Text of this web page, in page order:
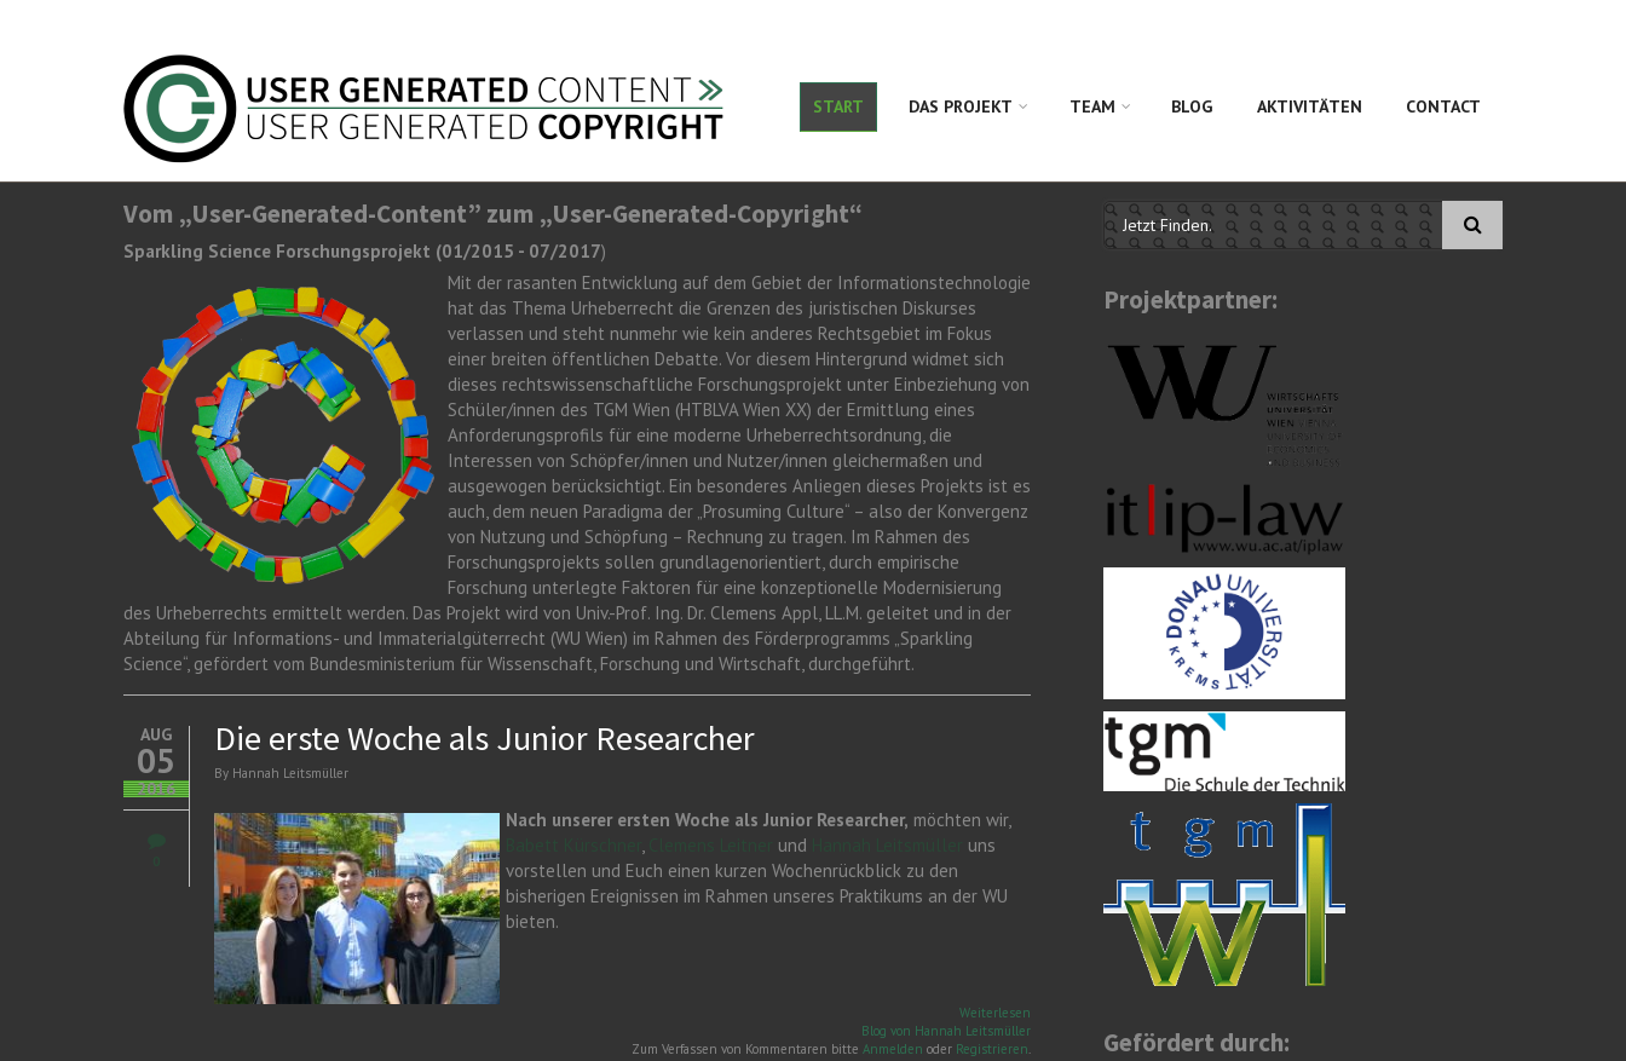
START DAS PROJEKT TEAM BLOG AKTIVITÄTEN CONTACT
Vom „User-Generated-Content” zum „User-Generated-Copyright“
Sparkling Science Forschungsprojekt (01/2015 - 07/2017)
Mit der rasanten Entwicklung auf dem Gebiet der Informationstechnologie
hat das Thema Urheberrecht die Grenzen des juristischen Diskurses
verlassen und steht nunmehr wie kein anderes Rechtsgebiet im Fokus
einer breiten öffentlichen Debatte. Vor diesem Hintergrund widmet sich
dieses rechtswissenschaftliche Forschungsprojekt unter Einbeziehung von
Schüler/innen des TGM Wien (HTBLVA Wien XX) der Ermittlung eines
Anforderungsprofils für eine moderne Urheberrechtsordnung, die
Interessen von Schöpfer/innen und Nutzer/innen gleichermaßen und
ausgewogen berücksichtigt. Ein besonderes Anliegen dieses Projekts ist es
auch, dem neuen Paradigma der „Prosuming Culture“ – also der Konvergenz
von Nutzung und Schöpfung – Rechnung zu tragen. Im Rahmen des
Forschungsprojekts sollen grundlagenorientiert, durch empirische
Forschung unterlegte Faktoren für eine konzeptionelle Modernisierung
des Urheberrechts ermittelt werden. Das Projekt wird von Univ.-Prof. Ing. Dr. Clemens Appl, LL.M. geleitet und in der
Abteilung für Informations- und Immaterialgüterrecht (WU Wien) im Rahmen des Förderprogramms „Sparkling
Science“, gefördert vom Bundesministerium für Wissenschaft, Forschung und Wirtschaft, durchgeführt.
AUG
05
2016
Die erste Woche als Junior Researcher
By Hannah Leitsmüller
Nach unserer ersten Woche als Junior Researcher, möchten wir,
, und
uns
vorstellen und Euch einen kurzen Wochenrückblick zu den
bisherigen Ereignissen im Rahmen unseres Praktikums an der WU
bieten.
Weiterlesen
Blog von Hannah Leitsmüller
Zum Verfassen von Kommentaren bitte Anmelden oder Registrieren.
Suchformular
Projektpartner:
Gefördert durch: